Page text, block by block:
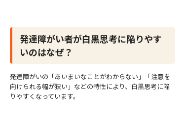
発達障がい者が白黒思考に陥りやす
いのはなぜ？
発達障がいの「あいまいなことがわからない」「注意を
向けられる幅が狭い」などの特性により、白黒思考に陥
りやすくなっています。